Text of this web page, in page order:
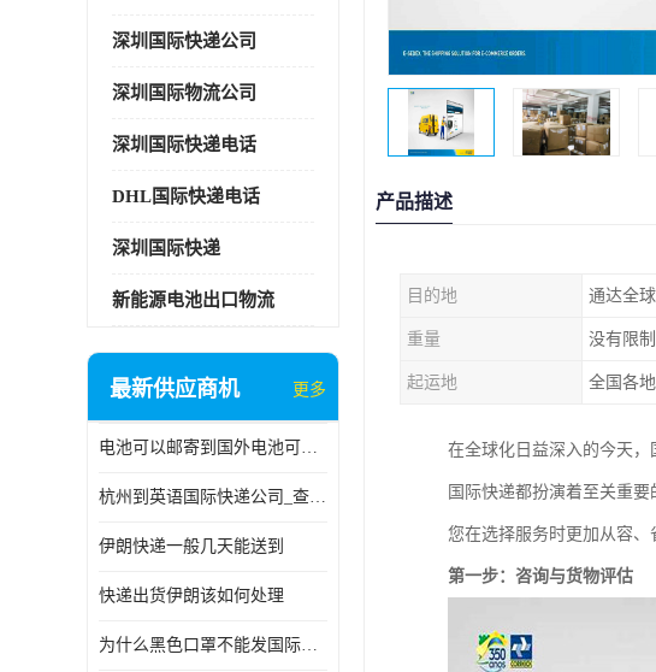
深圳国际快递公司
深圳国际物流公司
深圳国际快递电话
DHL国际快递电话
深圳国际快递
新能源电池出口物流
最新供应商机 更多
电池可以邮寄到国外电池可以发国际物流手机电池可以邮寄到国外
杭州到英语国际快递公司_查国际快递
伊朗快递一般几天能送到
快递出货伊朗该如何处理
为什么黑色口罩不能发国际快递 国际寄口罩快递需要填写信息
产品描述
目的地 通达全球
重量 没有限制
起运地 全国各
在全球化日益深入的今天，
国际快递都扮演着至关重
您在选择服务时更加从容、
第一步：咨询与货物评估